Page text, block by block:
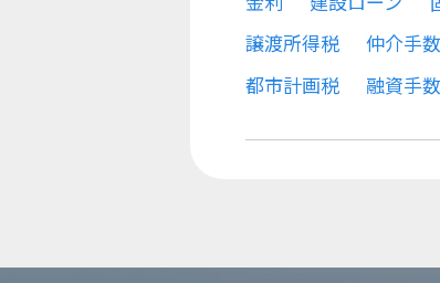
譲渡所得税
仲介手
都市計画税
融資手